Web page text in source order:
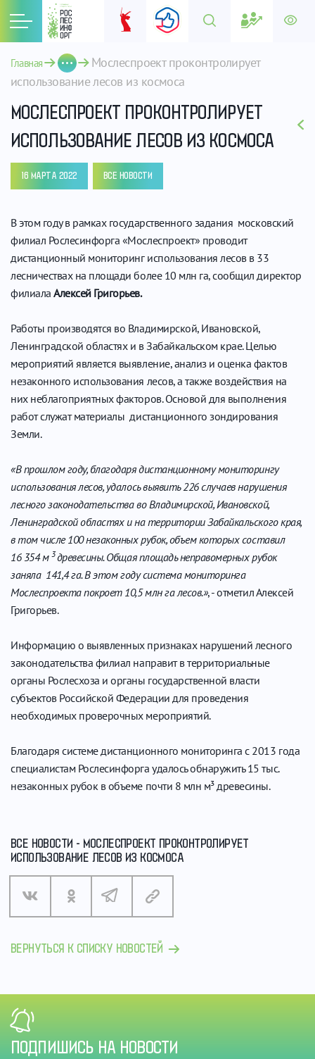
Главная
Мослеспроект проконтролирует
использование лесов из космоса
МОСЛЕСПРОЕКТ ПРОКОНТРОЛИРУЕТ
ИСПОЛЬЗОВАНИЕ ЛЕСОВ ИЗ КОСМОСА
16 МАРТА 2022 ВСЕ НОВОСТИ
В этом году в рамках государственного задания московский
филиал Рослесинфорга «Мослеспроект» проводит
дистанционный мониторинг использования лесов в 33
лесничествах на площади более 10 млн га, сообщил директор
филиалаАлексей Григорьев.
Работы производятся во Владимирской, Ивановской,
Ленинградской областях и в Забайкальском крае. Целью
мероприятий является выявление, анализ и оценка фактов
незаконного использования лесов, а также воздействия на
них неблагоприятных факторов. Основой для выполнения
работ служат материалы дистанционного зондирования
Земли.
«В прошлом году, благодаря дистанционному мониторингу
использования лесов, удалось выявить 226 случаев нарушения
лесного законодательства во Владимирской, Ивановской,
Ленинградской областях и на территории Забайкальского края,
в том числе 100 незаконных рубок, объем которых составил
16 354 м 3древесины. Общая площадь неправомерных рубок
заняла 141,4 га. В этом году система мониторинга
Мослеспроекта покроет 10,5 млн га лесов.», - отметил Алексей
Григорьев.
Информацию о выявленных признаках нарушений лесного
законодательства филиал направит в территориальные
органы Рослесхоза и органы государственной власти
субъектов Российской Федерации для проведения
необходимых проверочных мероприятий.
Благодаря системе дистанционного мониторинга с 2013 года
специалистам Рослесинфорга удалось обнаружить 15 тыс.
незаконных рубок в объеме почти 8 млн м³ древесины.
ВСЕ НОВОСТИ - МОСЛЕСПРОЕКТ ПРОКОНТРОЛИРУЕТ
ИСПОЛЬЗОВАНИЕ ЛЕСОВ ИЗ КОСМОСА
ВЕРНУТЬСЯ К СПИСКУ НОВОСТЕЙ
ПОДПИШИСЬ НА НОВОСТИ